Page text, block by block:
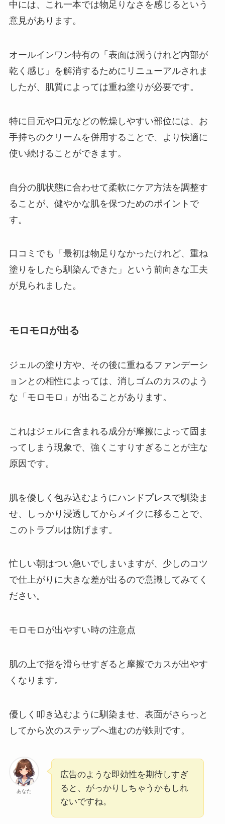
中には、これ一本では物足りなさを感じるという
意見があります。
オールインワン特有の「表面は潤うけれど内部が
乾く感じ」を解消するためにリニューアルされま
したが、肌質によっては重ね塗りが必要です。
特に目元や口元などの乾燥しやすい部位には、お
手持ちのクリームを併用することで、より快適に
使い続けることができます。
自分の肌状態に合わせて柔軟にケア方法を調整す
ることが、健やかな肌を保つためのポイントで
す。
口コミでも「最初は物足りなかったけれど、重ね
塗りをしたら馴染んできた」という前向きな工夫
が見られました。
モロモロが出る
ジェルの塗り方や、その後に重ねるファンデーシ
ョンとの相性によっては、消しゴムのカスのよう
な「モロモロ」が出ることがあります。
これはジェルに含まれる成分が摩擦によって固ま
ってしまう現象で、強くこすりすぎることが主な
原因です。
肌を優しく包み込むようにハンドプレスで馴染ま
せ、しっかり浸透してからメイクに移ることで、
このトラブルは防げます。
忙しい朝はつい急いでしまいますが、少しのコツ
で仕上がりに大きな差が出るので意識してみてく
ださい。
モロモロが出やすい時の注意点
肌の上で指を滑らせすぎると摩擦でカスが出やす
くなります。
優しく叩き込むように馴染ませ、表面がさらっと
してから次のステップへ進むのが鉄則です。
あなた
広告のような即効性を期待しすぎ
ると、がっかりしちゃうかもしれ
ないですね。